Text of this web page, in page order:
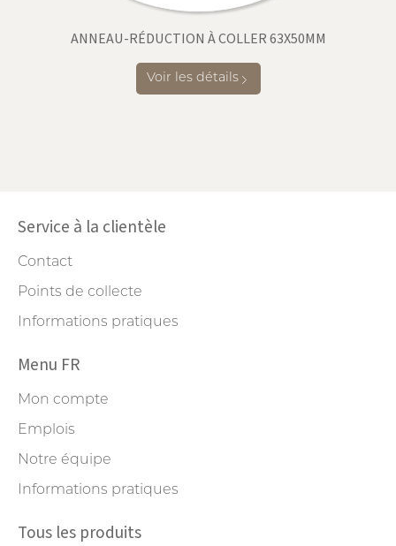
ANNEAU-RÉDUCTION À COLLER 63X50MM
Voir les détails
Service à la clientèle
Contact
Points de collecte
Informations pratiques
Menu FR
Mon compte
Emplois
Notre équipe
Informations pratiques
Tous les produits